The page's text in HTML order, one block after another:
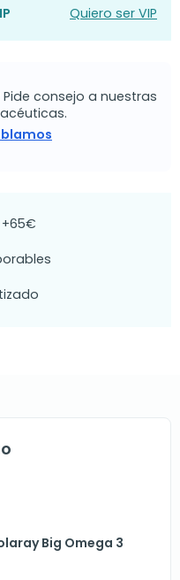
Quiero ser VIP
consejo a nuestras
Big Omega 3